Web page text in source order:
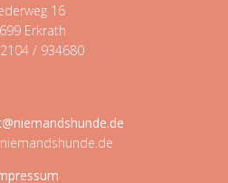
16
Erkrath
/ 934680